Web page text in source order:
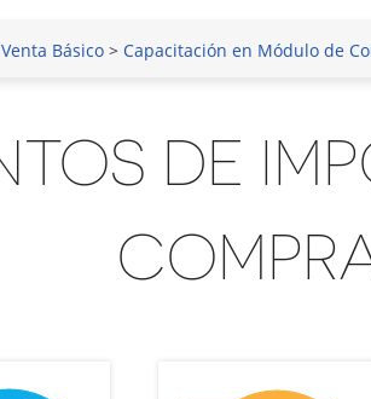
Básico >Capacitación en Módulo de
DE